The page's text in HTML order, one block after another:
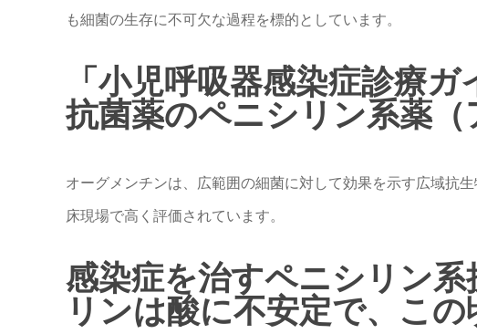
も細菌の生存に不可欠な過程を標的としています。
「小児呼吸器感染症診療ガ
抗菌薬のペニシリン系薬
オーグメンチンは、広範囲の細菌に対して効果を示す広域抗
床現場で高く評価されています。
感染症を治すペニシリン
リンは酸に不安定で、この